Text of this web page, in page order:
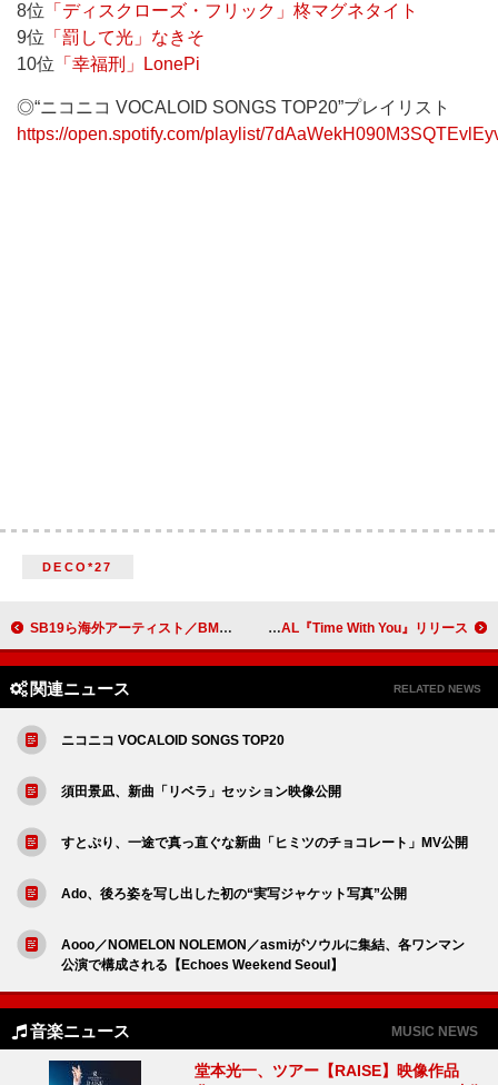
8位 「ディスクローズ・フリック」柊マグネタイト
9位 「罰して光」なきそ
10位 「幸福刑」LonePi
◎“ニコニコ VOCALOID SONGS TOP20”プレイリスト
https://open.spotify.com/playlist/
DECO*27
SB19ら海外アーティスト／BMSG TRAINEEが【D.U.N.K. Showcase】出演決定 こはならむ、ベストAL『Time With You』リリース
関連ニュース RELATED NEWS
ニコニコ VOCALOID SONGS TOP20
須田景凪、新曲「リベラ」セッション映像公開
すとぷり、一途で真っ直ぐな新曲「ヒミツのチョコレート」MV公開
Ado、後ろ姿を写し出した初の“実写ジャケット写真”公開
Aooo／NOMELON NOLEMON／asmiがソウルに集結、各ワンマン
公演で構成される【Echoes Weekend Seoul】
音楽ニュース MUSIC NEWS
堂本光一、ツアー【RAISE】映像作品